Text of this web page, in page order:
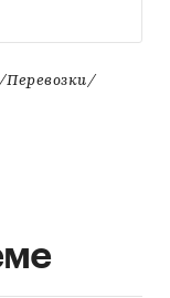
Перевозки/